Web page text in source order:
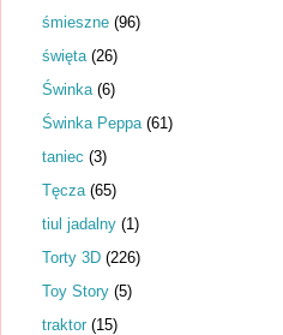
śmieszne (96)
święta (26)
Świnka (6)
Świnka Peppa (61)
taniec (3)
Tęcza (65)
tiul jadalny (1)
Torty 3D (226)
Toy Story (5)
traktor (15)